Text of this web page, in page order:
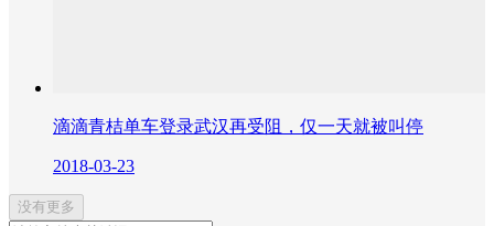
滴滴青桔单车登录武汉再受阻，仅一天就被叫停
2018-03-23
没有更多